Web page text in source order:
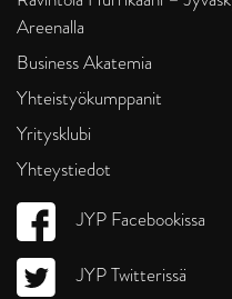
Areenalla
Business Akatemia
Yhteistyökumppanit
Yritysklubi
Yhteystiedot
JYP Facebookissa
JYP Twitterissä